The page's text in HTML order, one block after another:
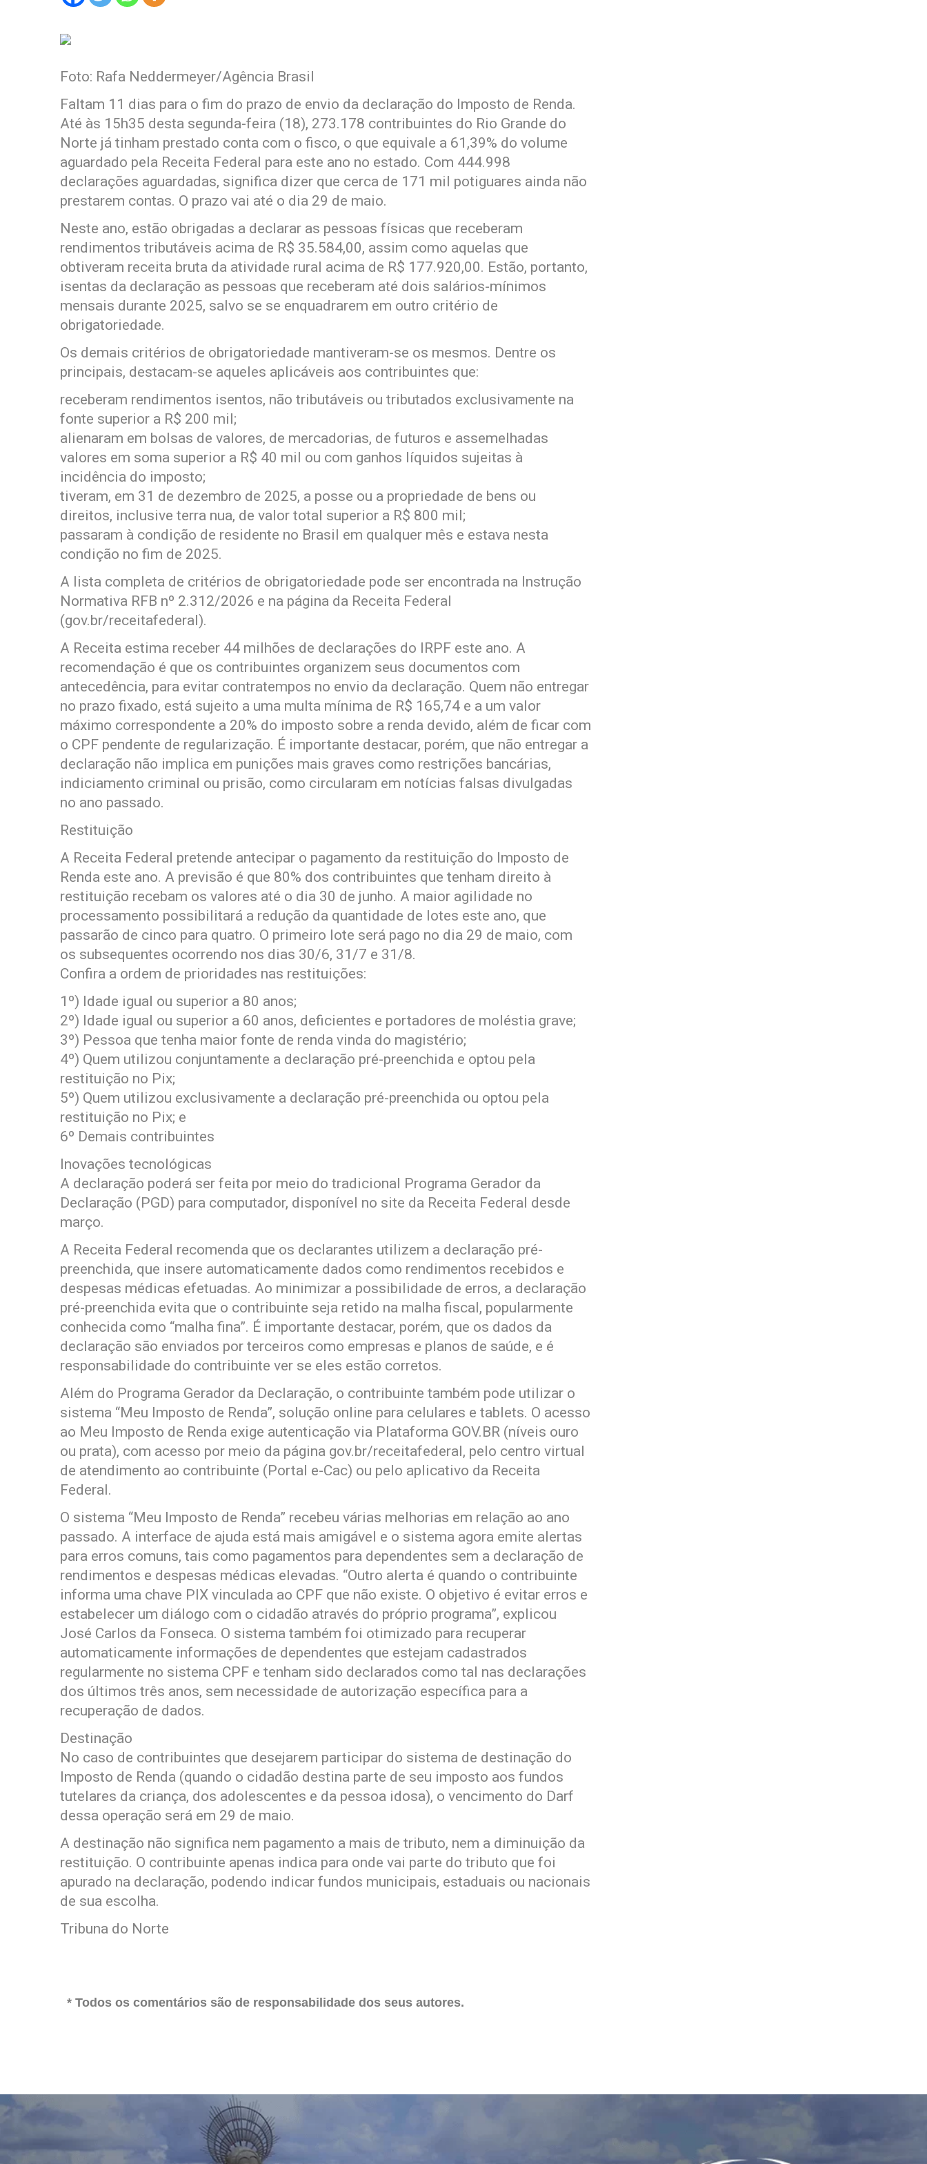
Foto: Rafa Neddermeyer/Agência Brasil
Faltam 11 dias para o fim do prazo de envio da declaração do Imposto de Renda.
Até às 15h35 desta segunda-feira (18), 273.178 contribuintes do Rio Grande do
Norte já tinham prestado conta com o fisco, o que equivale a 61,39% do volume
aguardado pela Receita Federal para este ano no estado. Com 444.998
declarações aguardadas, significa dizer que cerca de 171 mil potiguares ainda não
prestarem contas. O prazo vai até o dia 29 de maio.
Neste ano, estão obrigadas a declarar as pessoas físicas que receberam
rendimentos tributáveis acima de R$ 35.584,00, assim como aquelas que
obtiveram receita bruta da atividade rural acima de R$ 177.920,00. Estão, portanto,
isentas da declaração as pessoas que receberam até dois salários-mínimos
mensais durante 2025, salvo se se enquadrarem em outro critério de
obrigatoriedade.
Os demais critérios de obrigatoriedade mantiveram-se os mesmos. Dentre os
principais, destacam-se aqueles aplicáveis aos contribuintes que:
receberam rendimentos isentos, não tributáveis ou tributados exclusivamente na
fonte superior a R$ 200 mil;
alienaram em bolsas de valores, de mercadorias, de futuros e assemelhadas
valores em soma superior a R$ 40 mil ou com ganhos líquidos sujeitas à
incidência do imposto;
tiveram, em 31 de dezembro de 2025, a posse ou a propriedade de bens ou
direitos, inclusive terra nua, de valor total superior a R$ 800 mil;
passaram à condição de residente no Brasil em qualquer mês e estava nesta
condição no fim de 2025.
A lista completa de critérios de obrigatoriedade pode ser encontrada na Instrução
Normativa RFB nº 2.312/2026 e na página da Receita Federal
(gov.br/receitafederal).
A Receita estima receber 44 milhões de declarações do IRPF este ano. A
recomendação é que os contribuintes organizem seus documentos com
antecedência, para evitar contratempos no envio da declaração. Quem não entregar
no prazo fixado, está sujeito a uma multa mínima de R$ 165,74 e a um valor
máximo correspondente a 20% do imposto sobre a renda devido, além de ficar com
o CPF pendente de regularização. É importante destacar, porém, que não entregar a
declaração não implica em punições mais graves como restrições bancárias,
indiciamento criminal ou prisão, como circularam em notícias falsas divulgadas
no ano passado.
Restituição
A Receita Federal pretende antecipar o pagamento da restituição do Imposto de
Renda este ano. A previsão é que 80% dos contribuintes que tenham direito à
restituição recebam os valores até o dia 30 de junho. A maior agilidade no
processamento possibilitará a redução da quantidade de lotes este ano, que
passarão de cinco para quatro. O primeiro lote será pago no dia 29 de maio, com
os subsequentes ocorrendo nos dias 30/6, 31/7 e 31/8.
Confira a ordem de prioridades nas restituições:
1º) Idade igual ou superior a 80 anos;
2º) Idade igual ou superior a 60 anos, deficientes e portadores de moléstia grave;
3º) Pessoa que tenha maior fonte de renda vinda do magistério;
4º) Quem utilizou conjuntamente a declaração pré-preenchida e optou pela
restituição no Pix;
5º) Quem utilizou exclusivamente a declaração pré-preenchida ou optou pela
restituição no Pix; e
6º Demais contribuintes
Inovações tecnológicas
A declaração poderá ser feita por meio do tradicional Programa Gerador da
Declaração (PGD) para computador, disponível no site da Receita Federal desde
março.
A Receita Federal recomenda que os declarantes utilizem a declaração pré-
preenchida, que insere automaticamente dados como rendimentos recebidos e
despesas médicas efetuadas. Ao minimizar a possibilidade de erros, a declaração
pré-preenchida evita que o contribuinte seja retido na malha fiscal, popularmente
conhecida como “malha fina”. É importante destacar, porém, que os dados da
declaração são enviados por terceiros como empresas e planos de saúde, e é
responsabilidade do contribuinte ver se eles estão corretos.
Além do Programa Gerador da Declaração, o contribuinte também pode utilizar o
sistema “Meu Imposto de Renda”, solução online para celulares e tablets. O acesso
ao Meu Imposto de Renda exige autenticação via Plataforma GOV.BR (níveis ouro
ou prata), com acesso por meio da página gov.br/receitafederal, pelo centro virtual
de atendimento ao contribuinte (Portal e-Cac) ou pelo aplicativo da Receita
Federal.
O sistema “Meu Imposto de Renda” recebeu várias melhorias em relação ao ano
passado. A interface de ajuda está mais amigável e o sistema agora emite alertas
para erros comuns, tais como pagamentos para dependentes sem a declaração de
rendimentos e despesas médicas elevadas. “Outro alerta é quando o contribuinte
informa uma chave PIX vinculada ao CPF que não existe. O objetivo é evitar erros e
estabelecer um diálogo com o cidadão através do próprio programa”, explicou
José Carlos da Fonseca. O sistema também foi otimizado para recuperar
automaticamente informações de dependentes que estejam cadastrados
regularmente no sistema CPF e tenham sido declarados como tal nas declarações
dos últimos três anos, sem necessidade de autorização específica para a
recuperação de dados.
Destinação
No caso de contribuintes que desejarem participar do sistema de destinação do
Imposto de Renda (quando o cidadão destina parte de seu imposto aos fundos
tutelares da criança, dos adolescentes e da pessoa idosa), o vencimento do Darf
dessa operação será em 29 de maio.
A destinação não significa nem pagamento a mais de tributo, nem a diminuição da
restituição. O contribuinte apenas indica para onde vai parte do tributo que foi
apurado na declaração, podendo indicar fundos municipais, estaduais ou nacionais
de sua escolha.
Tribuna do Norte
* Todos os comentários são de responsabilidade dos seus autores.